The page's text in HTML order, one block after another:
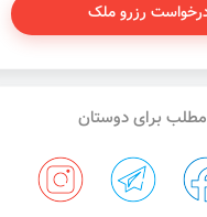
رزرو ملک
برای دوستان